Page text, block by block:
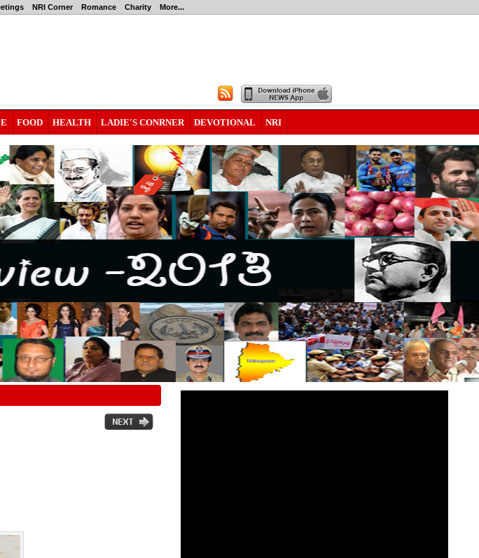
NRI Corner Romance Charity More...
FOOD HEALTH LADIE'S CONRNER DEVOTIONAL NRI